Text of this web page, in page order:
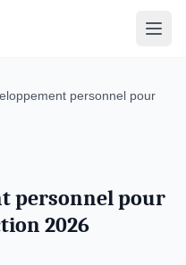
personnel pour
personnel pour
2026